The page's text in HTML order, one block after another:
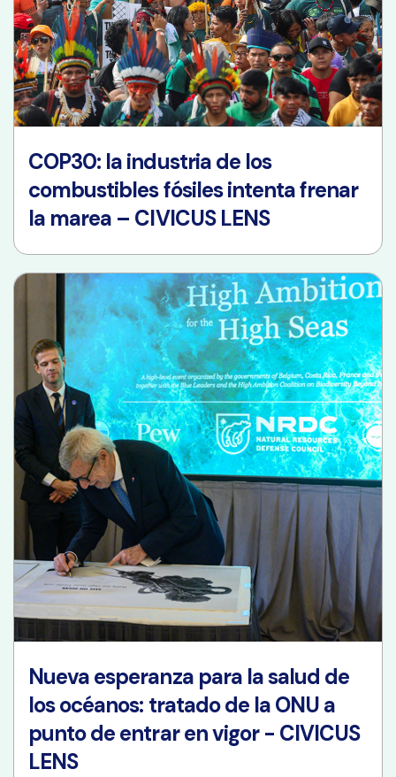
COP30: la industria de los
combustibles fósiles intenta frenar
la marea – CIVICUS LENS
Nueva esperanza para la salud de
los océanos: tratado de la ONU a
punto de entrar en vigor - CIVICUS
LENS